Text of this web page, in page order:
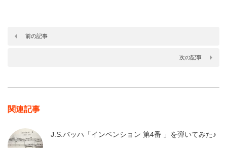
前の記事
次の記事
関連記事
J.S.バッハ「インベンション 第4番 」を弾いてみた♪